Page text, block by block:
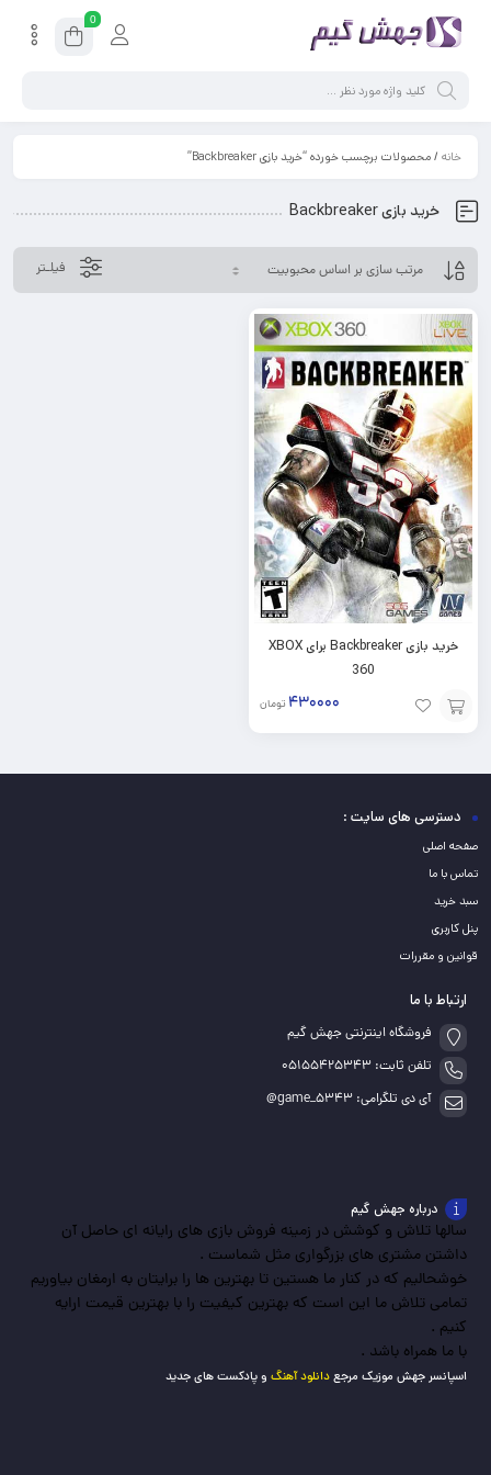
0
خانه / محصولات برچسب خورده “خرید بازی Backbreaker”
خرید بازی Backbreaker
فیلـتر
خرید بازی Backbreaker برای XBOX
360
۴۳۰۰۰۰ تومان
افزودن
به
دسترسی های سایت :
صفحه اصلی
تماس با ما
سبد خرید
پنل کاربری
قوانین و مقررات
ارتباط با ما
فروشگاه اینترنتی جهش گیم
تلفن ثابت: 05155425343
آی دی تلگرامی: game_5343@
درباره جهش گیم
سالها تلاش و کوشش در زمینه فروش بازی های رایانه ای حاصل آن
داشتن مشتری های بزرگواری مثل شماست .
خوشحالیم که در کنار ما هستین تا بهترین ها را برایتان به ارمغان بیاوریم
تمامی تلاش ما این است که بهترین کیفیت را با بهترین قیمت ارایه
کنیم .
با ما همراه باشد .
اسپانسر جهش موزیک مرجعدانلود آهنگ و پادکست های جدید